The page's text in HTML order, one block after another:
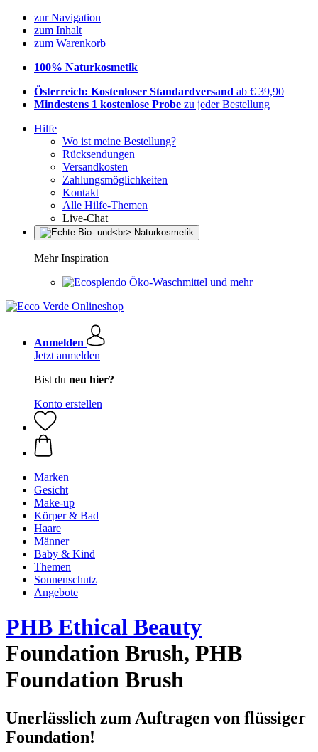
zur Navigation
zum Inhalt
zum Warenkorb
100% Naturkosmetik
Österreich: Kostenloser Standardversand ab € 39,90
Mindestens 1 kostenlose Probe zu jeder Bestellung
Hilfe
Wo ist meine Bestellung?
Rücksendungen
Versandkosten
Zahlungsmöglichkeiten
Kontakt
Alle Hilfe-Themen
Live-Chat
Mehr Inspiration
Öko-Waschmittel und mehr
Anmelden
Jetzt anmelden
Bist du neu hier?
Konto erstellen
Marken
Gesicht
Make-up
Körper & Bad
Haare
Männer
Baby & Kind
Themen
Sonnenschutz
Angebote
PHB Ethical Beauty
Foundation Brush, PHB
Foundation Brush
Unerlässlich zum Auftragen von flüssiger
Foundation!